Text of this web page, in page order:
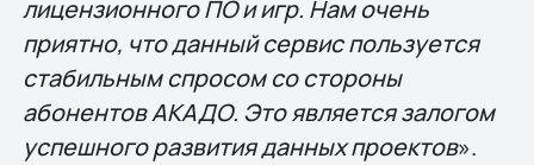
лицензионного ПО и игр. Нам очень
приятно, что данный сервис пользуется
стабильным спросом со стороны
абонентов АКАДО. Это является залогом
успешного развития данных проектов».